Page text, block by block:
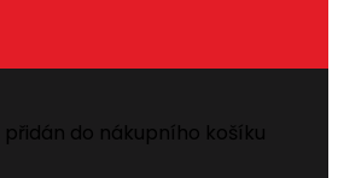
do nákupního košíku